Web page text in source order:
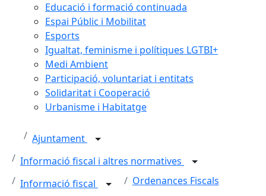
Educació i formació continuada
Espai Públic i Mobilitat
Esports
Igualtat, feminisme i polítiques LGTBI+
Medi Ambient
Participació, voluntariat i entitats
Solidaritat i Cooperació
Urbanisme i Habitatge
Ajuntament
Informació fiscal i altres normatives
Informació fiscal
Ordenances Fiscals